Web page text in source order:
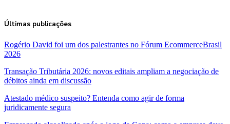
Últimas publicações
Rogério David foi um dos palestrantes no Fórum EcommerceBrasil
2026
Transação Tributária 2026: novos editais ampliam a negociação de
débitos ainda em discussão
Atestado médico suspeito? Entenda como agir de forma
juridicamente segura